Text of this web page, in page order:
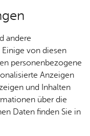
andere
von diesen
personenbezogene
Anzeigen
und Inhalten
über die
Daten finden Sie in